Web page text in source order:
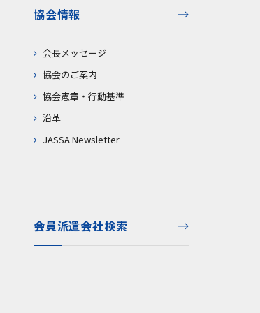
協会情報
会長メッセージ
協会のご案内
協会憲章・行動基準
沿革
JASSA Newsletter
会員派遣会社検索